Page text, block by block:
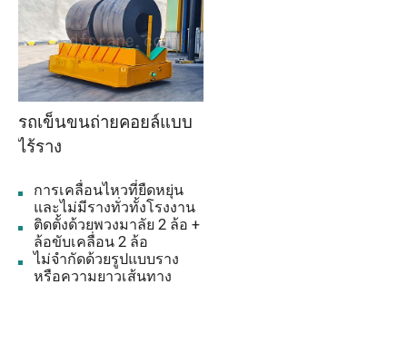
รถเข็นขนถ่ายคอยล์แบบ
ไร้ราง
การเคลื่อนไหวที่ยืดหยุ่น
และไม่มีรางทั่วทั้งโรงงาน
ติดตั้งด้วยพวงมาลัย 2 ล้อ +
ล้อขับเคลื่อน 2 ล้อ
ไม่จำกัดด้วยรูปแบบราง
หรือความยาวเส้นทาง